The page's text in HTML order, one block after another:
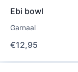
Ebi bowl
Garnaal
€12,95